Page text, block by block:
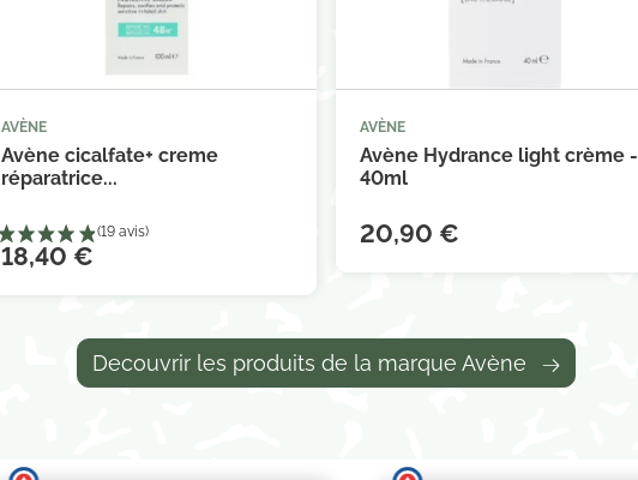
AVÈNE
Avène cicalfate+ creme
réparatrice...
18,40 €
AVÈNE
Avène Hydrance light crème -
40ml
20,90 €
Decouvrir les produits de la marque Avène